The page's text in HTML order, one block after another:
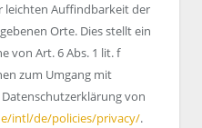
leichten Auffindbarkeit der
Orte. Dies stellt ein
von Art. 6 Abs. 1 lit. f
zum Umgang mit
von
intl/de/policies/privacy/.